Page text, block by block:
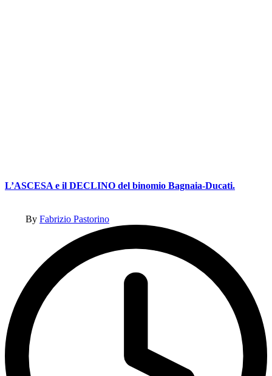
L’ASCESA e il DECLINO del binomio Bagnaia-Ducati.
By Fabrizio Pastorino